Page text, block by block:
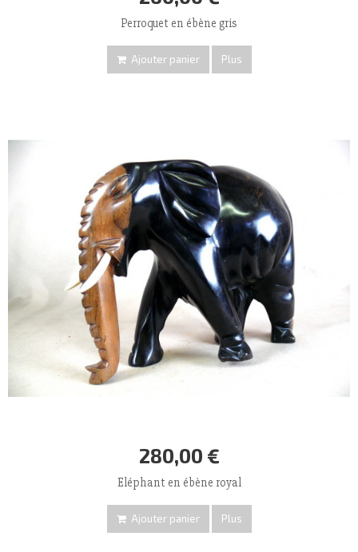
Perroquet en ébène gris
Ajouter panier Plus
280,00 €
Eléphant en ébène royal
Ajouter panier Plus